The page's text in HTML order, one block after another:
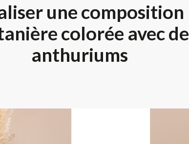
une composition
colorée avec
anthuriums